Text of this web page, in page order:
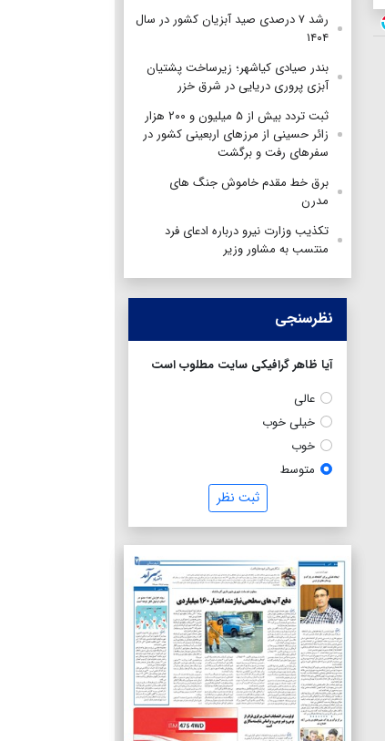
رشد ۷ درصدی صید آبزیان کشور در سال
۱۴۰۴
بندر صیادی کیاشهر؛ زیرساخت پشتیان
آبزی پروری دریایی در شرق خزر
ثبت تردد بیش از ۵ میلیون و ۲۰۰ هزار
زائر حسینی از مرزهای اربعینی کشور در
سفرهای رفت و برگشت
برق خط مقدم خاموش جنگ های
مدرن
تکذیب وزارت نیرو درباره ادعای فرد
منتسب به مشاور وزیر
نظرسنجی
آیا ظاهر گرافیکی سایت مطلوب است
عالی
خیلی خوب
خوب
متوسط
ثبت نظر